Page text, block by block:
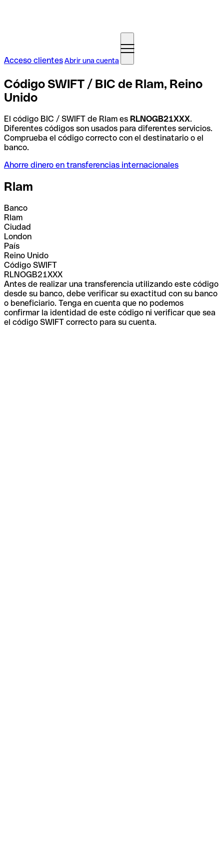
Acceso clientesAbrir una cuenta
Código SWIFT / BIC de Rlam, Reino
Unido
El código BIC / SWIFT de Rlam es RLNOGB21XXX.
Diferentes códigos son usados para diferentes servicios.
Comprueba el código correcto con el destinatario o el
banco.
Ahorre dinero en transferencias internacionales
Rlam
Banco
Rlam
Ciudad
London
País
Reino Unido
Código SWIFT
RLNOGB21XXX
Antes de realizar una transferencia utilizando este código
desde su banco, debe verificar su exactitud con su banco
o beneficiario. Tenga en cuenta que no podemos
confirmar la identidad de este código ni verificar que sea
el código SWIFT correcto para su cuenta.